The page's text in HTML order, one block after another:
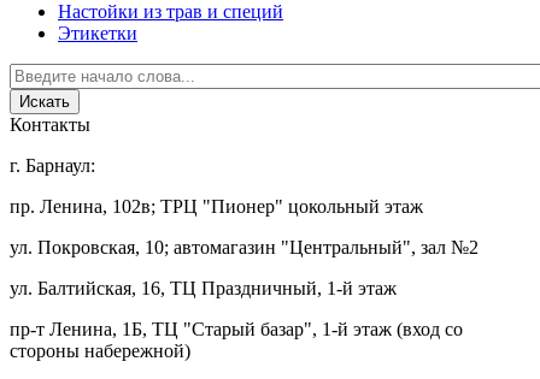
Настойки из трав и специй
Этикетки
Контакты
г. Барнаул:
пр. Ленина, 102в; ТРЦ "Пионер" цокольный этаж
ул. Покровская, 10; автомагазин "Центральный", зал №2
ул. Балтийская, 16, ТЦ Праздничный, 1-й этаж
пр-т Ленина, 1Б, ТЦ "Старый базар", 1-й этаж (вход со
стороны набережной)